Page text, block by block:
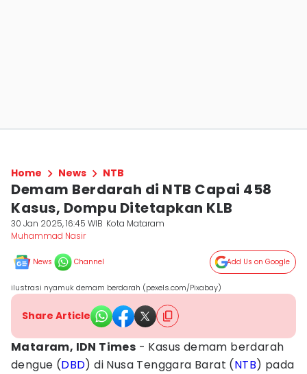
Home News NTB
Demam Berdarah di NTB Capai 458
Kasus, Dompu Ditetapkan KLB
30 Jan 2025, 16:45 WIB Kota Mataram
Muhammad Nasir
News Channel Add Us on Google
ilustrasi nyamuk demam berdarah (pexels.com/Pixabay)
Share Article
Mataram, IDN Times - Kasus demam berdarah
dengue (DBD) di Nusa Tenggara Barat (NTB) pada